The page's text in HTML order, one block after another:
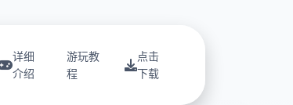
详细
介绍
游玩教
程
点击
下载